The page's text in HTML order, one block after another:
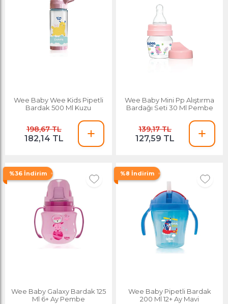
Wee Baby Wee Kids Pipetli
Bardak 500 Ml Kuzu
198,67 TL
182,14 TL
Wee Baby Mini Pp Alıştırma
Bardağı Seti 30 Ml Pembe
139,17 TL
127,59 TL
%36 İndirim
Wee Baby Galaxy Bardak 125
Ml 6+ Ay Pembe
%8 İndirim
Wee Baby Pipetli Bardak
200 Ml 12+ Ay Mavi